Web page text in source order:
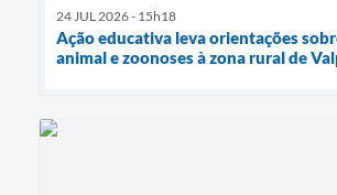
24 JUL 2026 - 15h18
Ação educativa leva orientações
animal e zoonoses à zona rural de